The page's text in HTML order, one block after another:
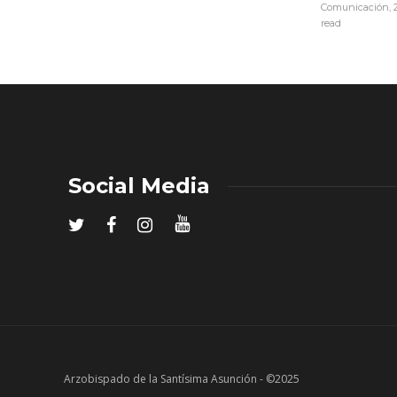
Comunicación,
read
Social Media
Arzobispado de la Santísima Asunción - ©2025